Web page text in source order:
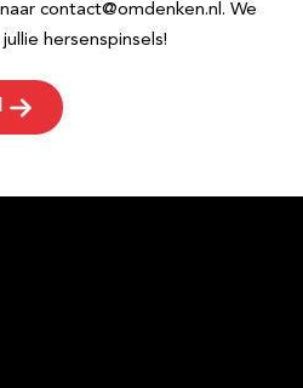
contact@omdenken.nl. We
hersenspinsels!